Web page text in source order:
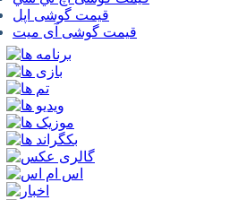
قیمت گوشی اپل
قیمت گوشی آی میت